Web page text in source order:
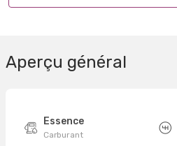
Aperçu général
Essence
Carburant